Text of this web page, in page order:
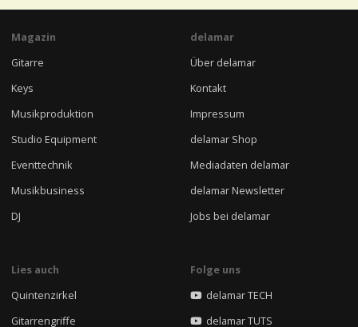
Magazin
Gitarre
Keys
Musikproduktion
Studio Equipment
Eventtechnik
Musikbusiness
DJ
delamar
Über delamar
Kontakt
Impressum
delamar Shop
Mediadaten delamar
delamar Newsletter
Jobs bei delamar
Lies auch
Quintenzirkel
Gitarrengriffe
Folge uns
delamar TECH
delamar TUTS